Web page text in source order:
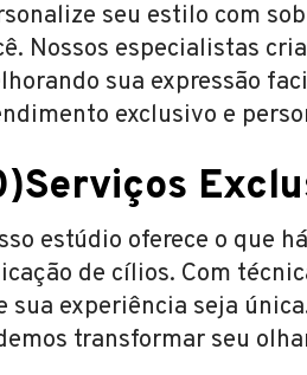
seu estilo com
Nossos especialistas
sua expressão
exclusivo e
estúdio oferece o que
de cílios. Com
sua experiência seja
transformar seu